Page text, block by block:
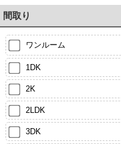
間取り
ワンルーム
1DK
2K
2LDK
3DK